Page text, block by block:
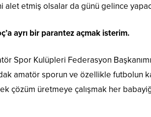
alet etmiş olsalar da günü gelince
ayrı bir parantez açmak isterim.
Spor Kulüpleri Federasyon
amatör sporun ve özellikle futbolun
çözüm üretmeye çalışmak her